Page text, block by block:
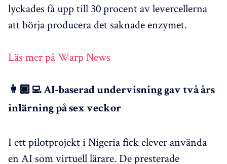
lyckades få upp till 30 procent av levercellerna
att börja producera det saknade enzymet.
Läs mer på Warp News
👩🏿‍💻 AI-baserad undervisning gav två års
inlärning på sex veckor
I ett pilotprojekt i Nigeria fick elever använda
en AI som virtuell lärare. De presterade